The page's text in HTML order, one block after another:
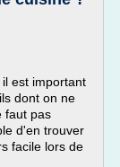
est important
dont on ne
faut pas
d'en trouver
facile lors de